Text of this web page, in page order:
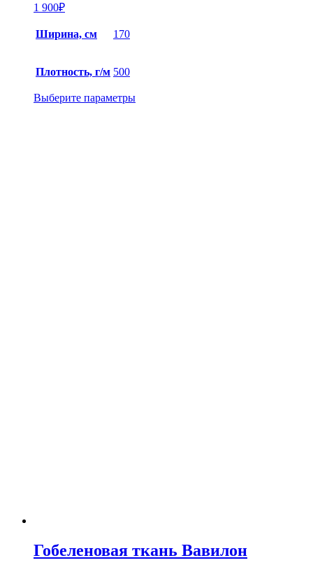
1 900₽
Ширина, см 170
Плотность, г/м 500
Выберите параметры
Гобеленовая ткань Вавилон